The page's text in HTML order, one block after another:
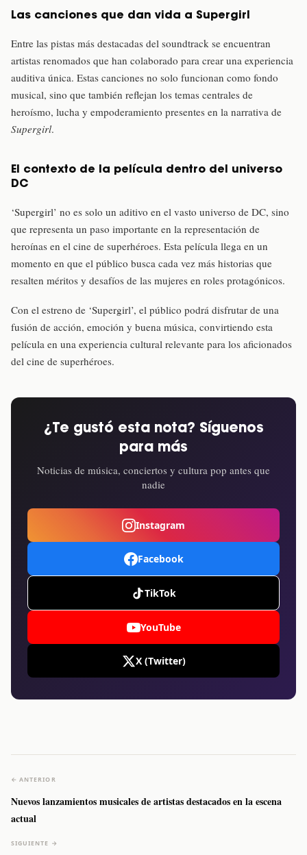
Las canciones que dan vida a Supergirl
Entre las pistas más destacadas del soundtrack se encuentran
artistas renomados que han colaborado para crear una experiencia
auditiva única. Estas canciones no solo funcionan como fondo
musical, sino que también reflejan los temas centrales de
heroísmo, lucha y empoderamiento presentes en la narrativa de
Supergirl.
El contexto de la película dentro del universo
DC
‘Supergirl’ no es solo un aditivo en el vasto universo de DC, sino
que representa un paso importante en la representación de
heroínas en el cine de superhéroes. Esta película llega en un
momento en que el público busca cada vez más historias que
resalten méritos y desafíos de las mujeres en roles protagónicos.
Con el estreno de ‘Supergirl’, el público podrá disfrutar de una
fusión de acción, emoción y buena música, convirtiendo esta
película en una experiencia cultural relevante para los aficionados
del cine de superhéroes.
¿Te gustó esta nota? Síguenos
para más
Noticias de música, conciertos y cultura pop antes que
nadie
Instagram
Facebook
TikTok
YouTube
X (Twitter)
← ANTERIOR
Nuevos lanzamientos musicales de artistas destacados en la escena
actual
SIGUIENTE →